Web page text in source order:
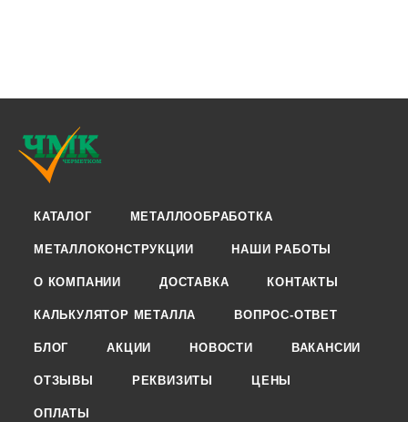
КАТАЛОГ МЕТАЛЛООБРАБОТКА
МЕТАЛЛОКОНСТРУКЦИИ НАШИ РАБОТЫ
О КОМПАНИИ ДОСТАВКА КОНТАКТЫ
КАЛЬКУЛЯТОР МЕТАЛЛА ВОПРОС-ОТВЕТ
БЛОГ АКЦИИ НОВОСТИ ВАКАНСИИ
ОТЗЫВЫ РЕКВИЗИТЫ ЦЕНЫ
ОПЛАТЫ